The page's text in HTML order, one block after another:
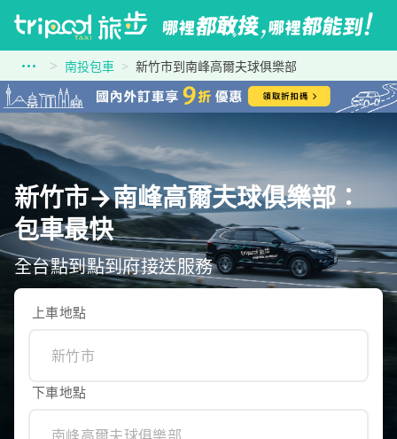
南投包車 新竹市到南峰高爾夫球俱樂部
新竹市→南峰高爾夫球俱樂部：
包車最快
全台點到點到府接送服務
上車地點
下車地點